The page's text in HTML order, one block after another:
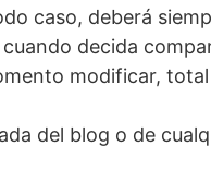
caso, deberá
cuando decida
modificar,
del blog o de